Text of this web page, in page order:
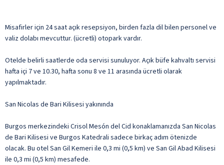
Misafirler için 24 saat açık resepsiyon, birden fazla dil bilen personel ve
valiz dolabı mevcuttur. (ücretli) otopark vardır.
Otelde belirli saatlerde oda servisi sunuluyor. Açık büfe kahvaltı servisi
hafta içi 7 ve 10.30, hafta sonu 8 ve 11 arasında ücretli olarak
yapılmaktadır.
San Nicolas de Bari Kilisesi yakınında
Burgos merkezindeki Crisol Mesón del Cid konaklamanızda San Nicolas
de Bari Kilisesi ve Burgos Katedrali sadece birkaç adım ötenizde
olacak. Bu otel San Gil Kemeri ile 0,3 mi (0,5 km) ve San Gil Abad Kilisesi
ile 0,3 mi (0,5 km) mesafede.